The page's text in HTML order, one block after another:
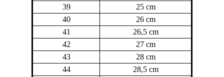
39
25 cm
40
26 cm
41
26,5 cm
42
27 cm
43
28 cm
44
28,5 cm